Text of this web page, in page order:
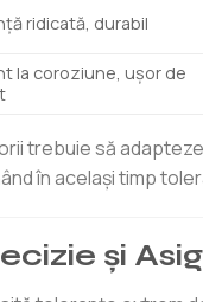
ridicată, durabil
la coroziune, ușor de
trebuie să
în același timp
și